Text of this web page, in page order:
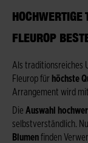
HOCHWERTIGE
LEUROP
Als traditionsreiches
Fleurop für höchste
Arrangement wird
Die Auswahl
selbstverständlich.
Blumenfinden